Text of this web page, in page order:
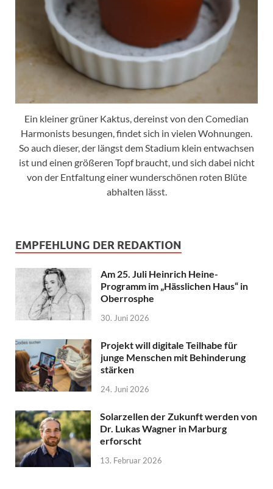
Ein kleiner grüner Kaktus, dereinst von den Comedian
Harmonists besungen, findet sich in vielen Wohnungen.
So auch dieser, der längst dem Stadium klein entwachsen
ist und einen größeren Topf braucht, und sich dabei nicht
von der Entfaltung einer wunderschönen roten Blüte
abhalten lässt.
EMPFEHLUNG DER REDAKTION
Am 25. Juli Heinrich Heine-
Programm im „Hässlichen Haus“ in
Oberrosphe
30. Juni 2026
Projekt will digitale Teilhabe für
junge Menschen mit Behinderung
stärken
24. Juni 2026
Solarzellen der Zukunft werden von
Dr. Lukas Wagner in Marburg
erforscht
13. Februar 2026